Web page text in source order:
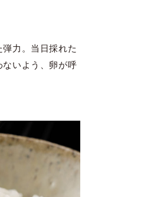
力。当日採れた
いよう、卵が呼